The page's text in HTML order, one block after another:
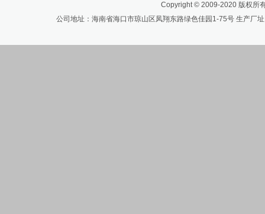
Copyright©2009-2020 版权所
公司地址：海南省海口市琼山区凤翔东路绿色佳园1-75号 生产